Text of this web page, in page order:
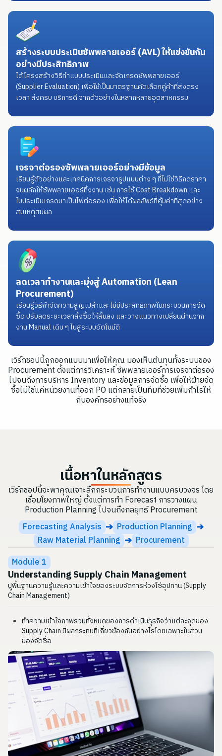
สร้างระบบประเมินซัพพลายเออร์ (AVL) ให้แข่งขันกัน
อย่างมีประสิทธิภาพ
ได้โครงสร้างวิธีทำแบบประเมินและจัดเกรดซัพพลายเออร์
(Supplier Evaluation) เพื่อใช้เป็นมาตรฐานคัดเลือกคู่ค้าที่ส่งตรง
เวลา ส่งครบ บริการดี จากตัวอย่างในหลากหลายอุตสาหกรรม
เจรจาต่อรองซัพพลายเออร์อย่างมีข้อมูล
เรียนรู้ตัวอย่างและเทคนิคการเจรจารูปแบบต่าง ๆ ที่ไม่ใช่วิธีกดราคา
จนผลักให้ซัพพลายเออร์ทิ้งงาน เช่น การใช้ Cost Breakdown และ
ใบประเมินเกรดมาเป็นไพ่ต่อรอง เพื่อให้ได้ผลลัพธ์ที่คุ้มค่าที่สุดอย่าง
สมเหตุสมผล
ลดเวลาทำงานและมุ่งสู่ Automation (Lean
Procurement)
เรียนรู้วิธีกำจัดความสูญเปล่าและไม่มีประสิทธิภาพในกระบวนการจัด
ซื้อ ปรับลดระยะเวลาสั่งซื้อให้สั้นลง และวางแนวทางเปลี่ยนผ่านจาก
งาน Manual เดิม ๆ ไปสู่ระบบอัตโนมัติ
เวิร์กชอปนี้ถูกออกแบบมาเพื่อให้คุณ มองเห็นต้นทุนทั้งระบบของ
Procurement ตั้งแต่การวิเคราะห์ ซัพพลายเออร์การเจรจาต่อรอง
ไปจนถึงการบริหาร Inventory และข้อมูลการจัดซื้อ เพื่อให้ฝ่ายจัด
ซื้อไม่ใช่แค่หน่วยงานที่ออก PO แต่กลายเป็นทีมที่ช่วยเพิ่มกำไรให้
กับองค์กรอย่างแท้จริง
เนื้อหาในหลักสูตร
เวิร์กชอปนี้จะพาคุณเจาะลึกกระบวนการทำงานแบบครบวงจร โดย
เชื่อมโยงภาพใหญ่ ตั้งแต่การทำ Forecast การวางแผน
Production Planning ไปจนถึงกลยุทธ์ Procurement
Forecasting Analysis ➔ Production Planning ➔
Raw Material Planning ➔ Procurement
Module 1
Understanding Supply Chain Management
ปูพื้นฐานความรู้และความเข้าใจของระบบจัดการห่วงโซ่อุปทาน (Supply
Chain Management)
ทำความเข้าใจภาพรวมทั้งหมดของการดำเนินธุรกิจว่าแต่ละจุดของ
Supply Chain มีผลกระทบที่เกี่ยวข้องกันอย่างไรโดยเฉพาะในส่วน
ของจัดซื้อ